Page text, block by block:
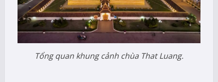
Tổng quan khung cảnh chùa That Luang.